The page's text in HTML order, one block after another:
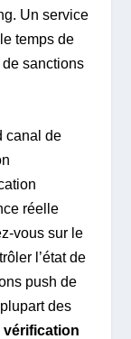
Un service
temps de
sanctions
canal de
réelle
vous sur le
l’état de
push de
des
vérification